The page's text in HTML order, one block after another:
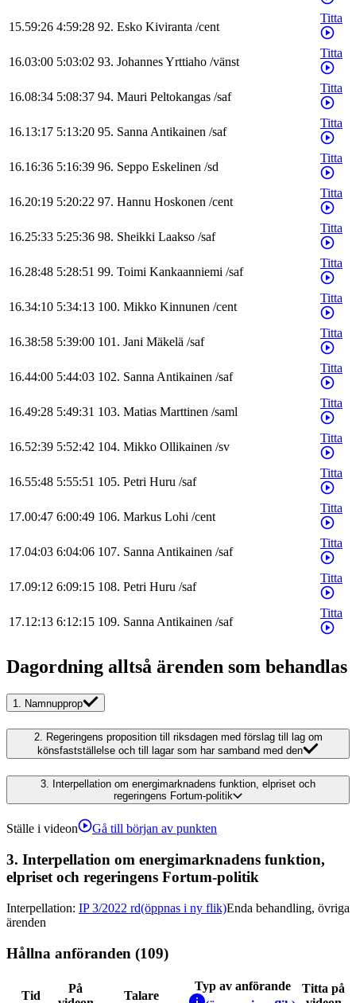
15.59:26 4:59:28 92. Esko Kiviranta /cent
Titta
16.03:00 5:03:02 93. JohannesYrttiaho /vänst
Titta
16.08:34 5:08:37 94. Mauri Peltokangas /saf
Titta
16.13:17 5:13:20 95. SannaAntikainen /saf
Titta
16.16:36 5:16:39 96. Seppo Eskelinen /sd
Titta
16.20:19 5:20:22 97. Hannu Hoskonen /cent
Titta
16.25:33 5:25:36 98. Sheikki Laakso /saf
Titta
16.28:48 5:28:51 99. Toimi Kankaanniemi /saf
Titta
16.34:10 5:34:13 100. Mikko Kinnunen /cent
Titta
16.38:58 5:39:00 101. Jani Mäkelä /saf
Titta
16.44:00 5:44:03 102. SannaAntikainen /saf
Titta
16.49:28 5:49:31 103. Matias Marttinen /saml
Titta
16.52:39 5:52:42 104. Mikko Ollikainen /sv
Titta
16.55:48 5:55:51 105. Petri Huru /saf
Titta
17.00:47 6:00:49 106. Markus Lohi /cent
Titta
17.04:03 6:04:06 107. SannaAntikainen /saf
Titta
17.09:12 6:09:15 108. Petri Huru /saf
Titta
17.12:13 6:12:15 109. SannaAntikainen /saf
Titta
Dagordning alltså ärenden som behandlas
1. Namnupprop
2. Regeringens proposition till riksdagen med förslag till lag om
könsfastställelse och till lagar som har samband med den
3. Interpellation om energimarknadens funktion, elpriset och
regeringens Fortum-politik
Ställe i videon Gå till början av punkten
3. Interpellation om energimarknadens funktion,
elpriset och regeringens Fortum-politik
Interpellation: IP 3/2022 rd(öppnas i ny flik)Enda behandling, övriga
ärenden
Hållna anföranden (109)
Tid
På
Talare
Typ av anförande
Titta på